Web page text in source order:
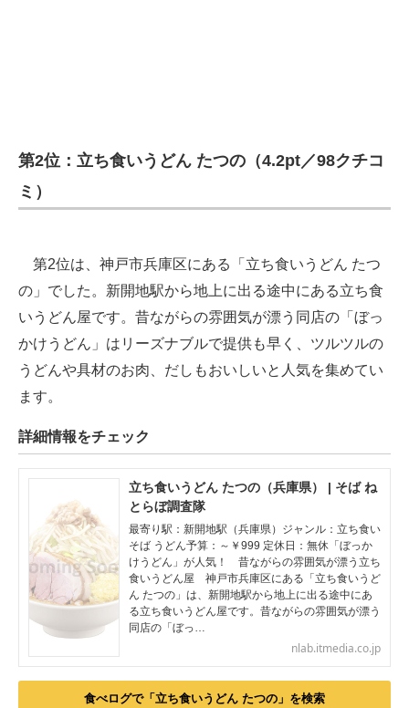
第2位：立ち食いうどん たつの（4.2pt／98クチコ
ミ）
第2位は、神戸市兵庫区にある「立ち食いうどん たつ
の」でした。新開地駅から地上に出る途中にある立ち食
いうどん屋です。昔ながらの雰囲気が漂う同店の「ぼっ
かけうどん」はリーズナブルで提供も早く、ツルツルの
うどんや具材のお肉、だしもおいしいと人気を集めてい
ます。
詳細情報をチェック
立ち食いうどん たつの（兵庫県） | そば ね
とらぼ調査隊
最寄り駅：新開地駅（兵庫県）ジャンル：立ち食い
そば うどん予算：～￥999 定休日：無休「ぼっか
けうどん」が人気！ 昔ながらの雰囲気が漂う立ち
食いうどん屋 神戸市兵庫区にある「立ち食いうど
ん たつの」は、新開地駅から地上に出る途中にあ
る立ち食いうどん屋です。昔ながらの雰囲気が漂う
同店の「ぼっ…
nlab.itmedia.co.jp
食べログで「立ち食いうどん たつの」を検索